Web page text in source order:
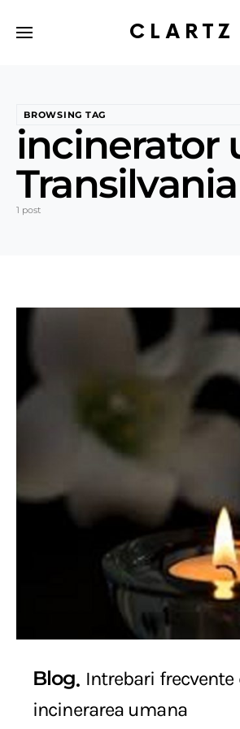
CLARTZ
BROWSING TAG
incinerator
Transilvania
1 post
Blog Intrebari frecvente
incinerarea umana